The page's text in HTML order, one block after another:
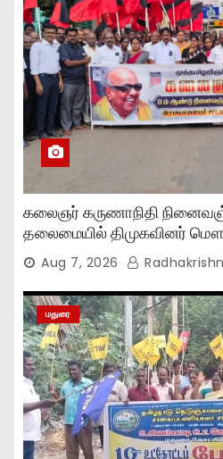
கலைஞர் கருணாநிதி
தலைமையில் திமுகவினர்
Aug 7, 2026
மதுரை